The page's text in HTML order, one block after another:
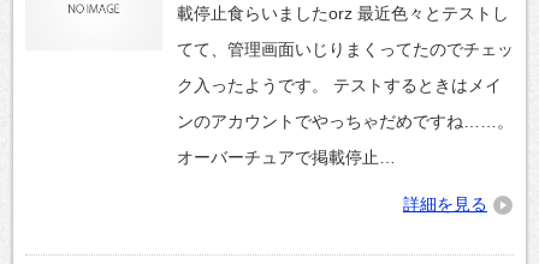
載停止食らいましたorz 最近色々とテストし
てて、管理画面いじりまくってたのでチェッ
ク入ったようです。 テストするときはメイ
ンのアカウントでやっちゃだめですね……。
オーバーチュアで掲載停止…
詳細を見る